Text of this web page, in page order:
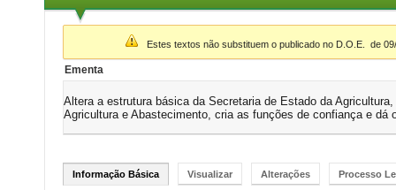
▼
Estes textos não substituem o publicado no D.O.E. de
Ementa
Altera a estrutura básica da Secretaria de Estado da
Agricultura e Abastecimento, cria as funções de confiança e dá
Informação Básica Visualizar Alterações Processo